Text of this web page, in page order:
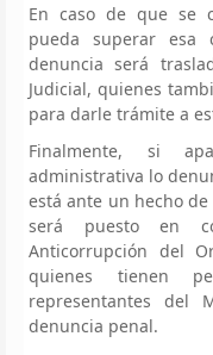
En caso de que se
pueda superar esa
denuncia será
Judicial, quienes
para darle trámite a
Finalmente, si
administrativa lo
está ante un hecho
será puesto en
Anticorrupción del
quienes tienen
representantes del
denuncia penal.